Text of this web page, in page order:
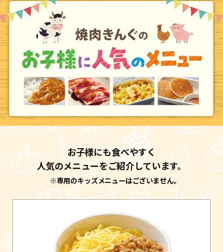
お子様にも食べやすく
人気のメニューをご紹介しています。
※専用のキッズメニューはございません。